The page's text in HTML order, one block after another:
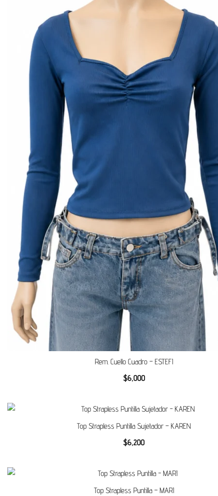
Rem. Cuello Cuadro – ESTEFI
$6,000
Top Strapless Puntilla Sujetador – KAREN
$6,200
Top Strapless Puntilla – MARI